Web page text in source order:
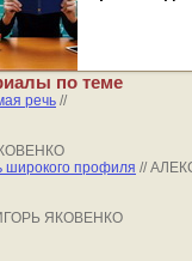
по теме
речь //
широкого профиля //
ЯКОВЕНКО